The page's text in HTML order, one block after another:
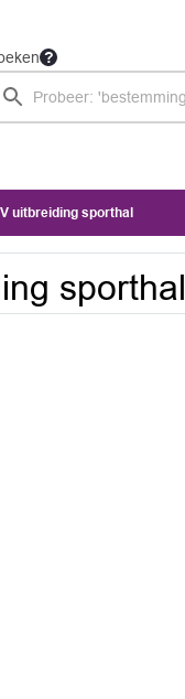
uitbreiding sporthal
sporthal